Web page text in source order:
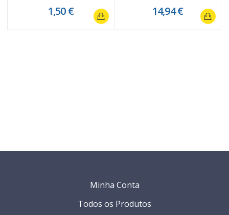
1,50 € 14,94 €
Minha Conta
Todos os Produtos